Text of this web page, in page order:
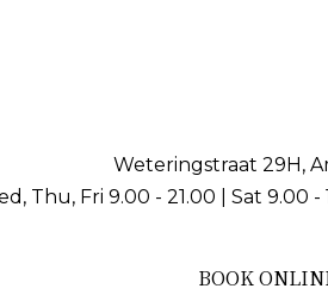
Weteringstraat 29H,
Thu, Fri 9.00 - 21.00 | Sat 9.00
BOOK